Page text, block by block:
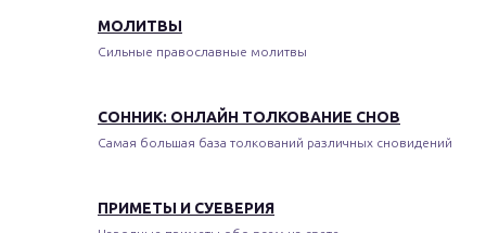
МОЛИТВЫ
Сильные православные молитвы
СОННИК: ОНЛАЙН ТОЛКОВАНИЕ СНОВ
Самая большая база толкований различных сновидений
ПРИМЕТЫ И СУЕВЕРИЯ